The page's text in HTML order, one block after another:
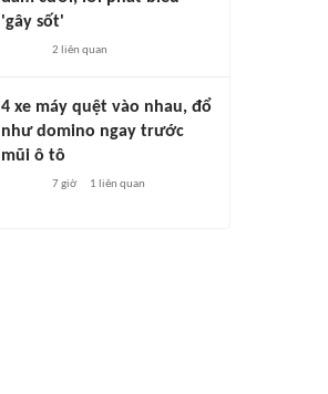
'gây sốt'
2 liên quan
4 xe máy quệt vào nhau, đổ
như domino ngay trước
mũi ô tô
7 giờ 1 liên quan